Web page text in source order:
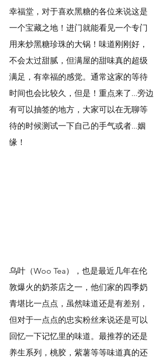
幸福堂，对于喜欢黑糖的各位来说这是
一个宝藏之地！进门就能看见一个专门
用来炒黑糖珍珠的大锅！味道刚刚好，
不会太过甜腻，但满屋的甜味真的超级
满足，有幸福的感觉。通常这家的等待
时间也会比较久，但是！重点来了...旁边
有可以抽签的地方，大家可以在无聊等
待的时候测试一下自己的手气或者...姻
缘！
乌叶（Woo Tea），也是最近几年在伦
敦爆火的奶茶店之一，他们家的四季奶
青堪比一点点，虽然味道还是有差别，
但对于一点点的忠实粉丝来说还是可以
回忆一下记忆里的味道。最推荐的还是
养生系列，桃胶，紫薯等等味道真的还